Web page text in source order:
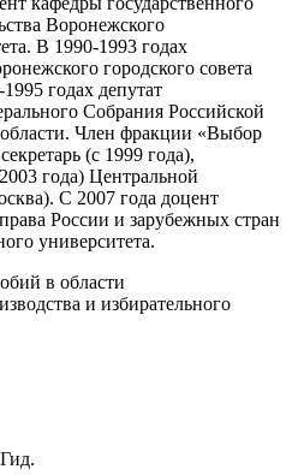
Воронежского
В 1990-1993 годах
городского совета
годах депутат
Собрания Российской
Член фракции «Выбор
(с 1999 года),
года) Центральной
С 2007 года доцент
России и зарубежных стран
университета.
в области
и избирательного